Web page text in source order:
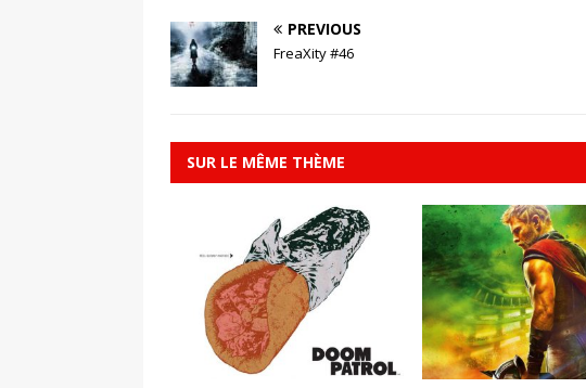
PREVIOUS
FreaXity #46
SUR LE MÊME THÈME